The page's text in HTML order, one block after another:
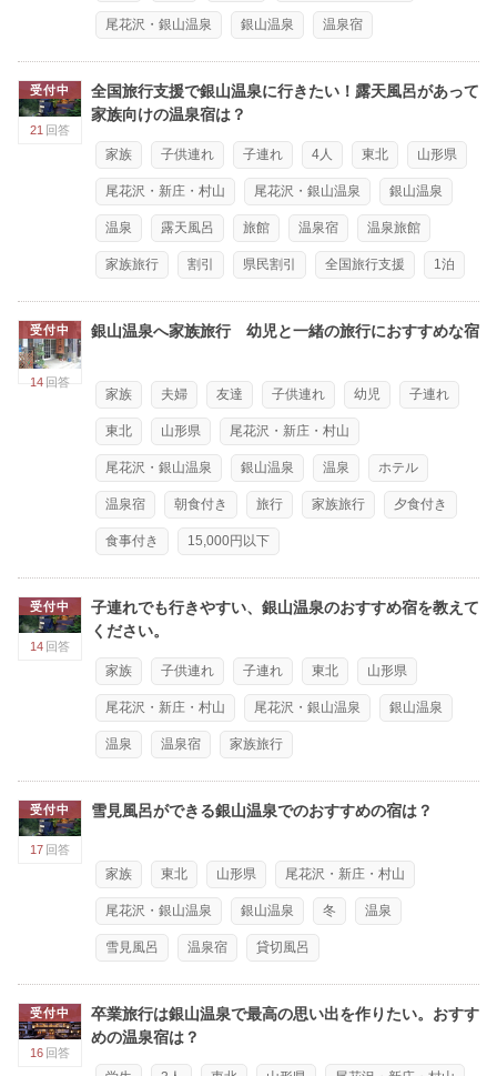
尾花沢・銀山温泉 銀山温泉 温泉宿
受付中
21 回答
全国旅行支援で銀山温泉に行きたい！露天風呂があって
家族向けの温泉宿は？
家族 子供連れ 子連れ 4人 東北 山形県
尾花沢・新庄・村山 尾花沢・銀山温泉 銀山温泉
温泉 露天風呂 旅館 温泉宿 温泉旅館
家族旅行 割引 県民割引 全国旅行支援 1泊
受付中
14 回答
銀山温泉へ家族旅行 幼児と一緒の旅行におすすめな宿
家族 夫婦 友達 子供連れ 幼児 子連れ
東北 山形県 尾花沢・新庄・村山
尾花沢・銀山温泉 銀山温泉 温泉 ホテル
温泉宿 朝食付き 旅行 家族旅行 夕食付き
食事付き 15,000円以下
受付中
14 回答
子連れでも行きやすい、銀山温泉のおすすめ宿を教えて
ください。
家族 子供連れ 子連れ 東北 山形県
尾花沢・新庄・村山 尾花沢・銀山温泉 銀山温泉
温泉 温泉宿 家族旅行
受付中
17 回答
雪見風呂ができる銀山温泉でのおすすめの宿は？
家族 東北 山形県 尾花沢・新庄・村山
尾花沢・銀山温泉 銀山温泉 冬 温泉
雪見風呂 温泉宿 貸切風呂
受付中
16 回答
卒業旅行は銀山温泉で最高の思い出を作りたい。おすす
めの温泉宿は？